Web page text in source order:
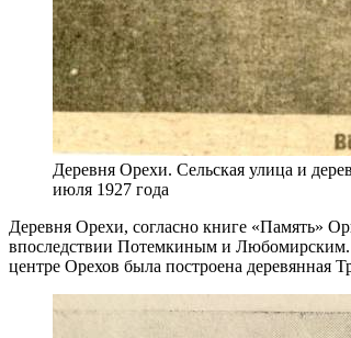
Деревня Орехи. Сельская улица и
июля 1927 года
Деревня Орехи, согласно книге «Память»
впоследствии Потемкиным и Любомирским.
центре Орехов была построена деревянная